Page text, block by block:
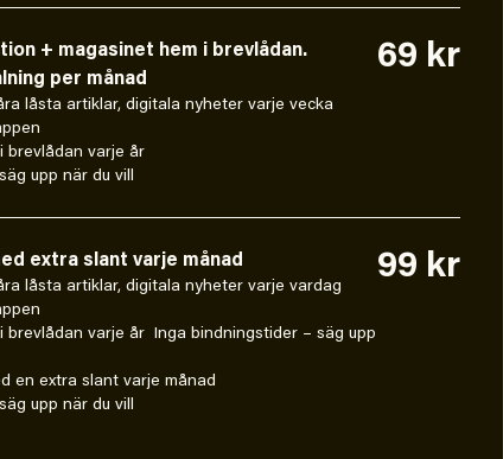
+ magasinet hem i brevlådan.
per månad
låsta artiklar, digitala nyheter varje vecka
brevlådan varje år
upp när du vill
69 kr
extra slant varje månad
låsta artiklar, digitala nyheter varje vardag
brevlådan varje år Inga bindningstider – säg upp
en extra slant varje månad
upp när du vill
99 kr